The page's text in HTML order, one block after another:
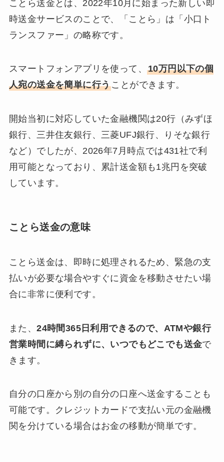
ことら送金とは、2022年10月に始まった新しい即
時送金サービスのことで、「ことら」は「小口ト
ランスファー」の略称です。
スマートフォンアプリを使って、 10万円以下の個
人宛の送金を簡単に行うことができます。
開始当初に対応していた金融機関は20行（みずほ
銀行、三井住友銀行、三菱UFJ銀行、りそな銀行
など）でしたが、2026年7月時点では431社で利
用可能となっており、累計送金額も1兆円を突破
しています。
ことら送金の意味
ことら送金は、即時に処理されるため、緊急の支
払いが必要な場合やすぐに資金を移動させたい場
合に非常に便利です。
また、24時間365日利用できるので、ATMや銀行
営業時間に縛られずに、いつでもどこでも送金で
きます。
自分の口座から別の自分の口座へ送金することも
可能です。クレジットカードで支払い元の金融機
関を分けている場合はお金の移動が簡単です。